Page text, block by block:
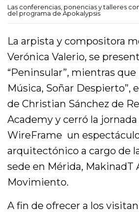
Las conferencias, ponencias y talleres
del programa de Apokalypsis
La arpista y compositora
Verónica Valerio, se
“Peninsular”, mientras que
Música, Soñar Despierto”,
de Christian Sánchez de
Academy y cerró la jornada
WireFrame un
arquitectónico a cargo de
sede en Mérida, MakinadT
Movimiento.
A fin de ofrecer a los